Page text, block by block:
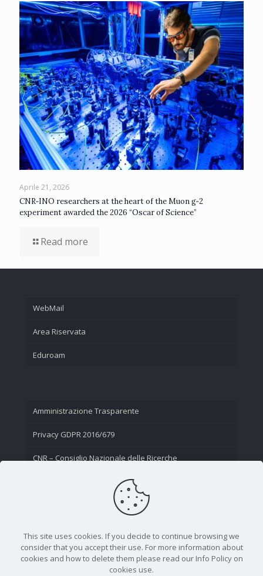
Aprile 21, 2026
CNR‑INO researchers at the heart of the Muon g‑2
experiment awarded the 2026 “Oscar of Science”
Read more
WebMail
Area Riservata
Eduroam
Amministrazione Trasparente
Privacy GDPR 2016/679
CNR – Consiglio Nazionale delle Ricerche
This site uses cookies. If you decide to continue browsing we
consider that you accept their use. For more information about
cookies and how to delete them please read our Info Policy on
cookies use.